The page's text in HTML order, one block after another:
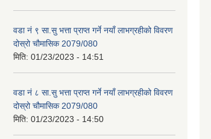
वडा नं ९ सा.सु भत्ता प्राप्त गर्ने नयाँ लाभग्रहीको विवरण
दोस्रो चौमासिक 2079/080
मिति: 01/23/2023 - 14:51
वडा नं ८ सा.सु भत्ता प्राप्त गर्ने नयाँ लाभग्रहीको विवरण
दोस्रो चौमासिक 2079/080
मिति: 01/23/2023 - 14:50